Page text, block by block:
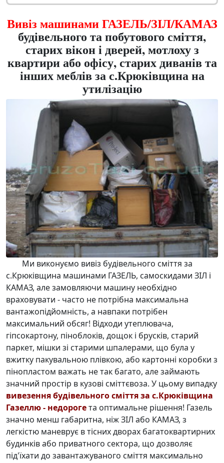
Вивіз машинами ГАЗЕЛЬ/ЗІЛ/КАМАЗ
будівельного та побутового сміття,
старих вікон і дверей, мотлоху з
квартири або офісу, старих диванів та
інших меблів за с.Крюківщина на
утилізацію
Ми виконуємо вивіз будівельного сміття за
с.Крюківщина машинами ГАЗЕЛЬ, самоскидами ЗІЛ і
КАМАЗ, але замовляючи машину необхідно
враховувати - часто не потрібна максимальна
вантажопідйомність, а навпаки потрібен
максимальний обсяг! Відходи утеплювача,
гіпсокартону, піноблоків, дощок і брусків, старий
паркет, мішки зі старими шпалерами, що була у
вжитку пакувальною плівкою, або картонні коробки з
пінопластом важать не так багато, але займають
значний простір в кузові сміттєвоза. У цьому випадку
вивезення будівельного сміття за с.Крюківщина
Газеллю - недорогета оптимальне рішення! Газель
значно менш габаритна, ніж ЗІЛ або КАМАЗ, з
легкістю маневрує в тісних дворах багатоквартирних
будинків або приватного сектора, що дозволяє
під'їхати до завантажуваного сміття максимально